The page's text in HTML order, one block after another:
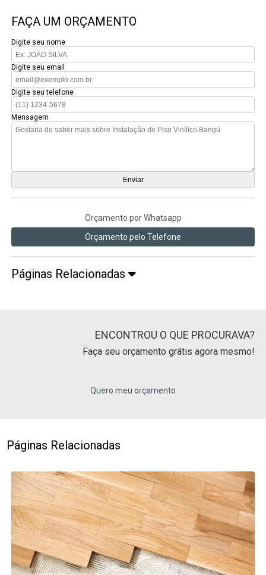
FAÇA UM ORÇAMENTO
Digite seu nome
Digite seu email
Digite seu telefone
Mensagem
Orçamento por Whatsapp
Orçamento pelo Telefone
Páginas Relacionadas
ENCONTROU O QUE PROCURAVA?
Faça seu orçamento grátis agora mesmo!
Quero meu orçamento
Páginas Relacionadas